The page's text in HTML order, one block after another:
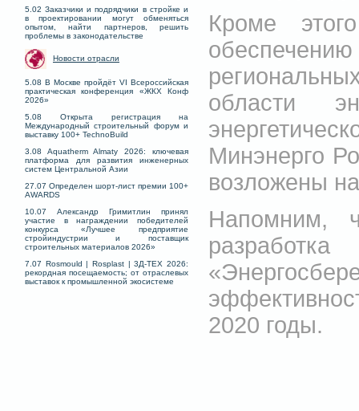
5.02 Заказчики и подрядчики в стройке и
в проектировании могут обменяться
опытом, найти партнеров, решить
проблемы в законодательстве
Новости отрасли
5.08 В Москве пройдёт VI Всероссийская
практическая конференция «ЖКХ Конф
2026»
5.08 Открыта регистрация на
Международный строительный форум и
выставку 100+ TechnoBuild
3.08 Aquatherm Almaty 2026: ключевая
платформа для развития инженерных
систем Центральной Азии
27.07 Определен шорт-лист премии 100+
AWARDS
10.07 Александр Гримитлин принял
участие в награждении победителей
конкурса «Лучшее предприятие
стройиндустрии и поставщик
строительных материалов 2026»
7.07 Rosmould | Rosplast | 3Д-ТЕХ 2026:
рекордная посещаемость; от отраслевых
выставок к промышленной экосистеме
Кроме
области
Минэнерго
возложены
Напомним,
2020 годы.